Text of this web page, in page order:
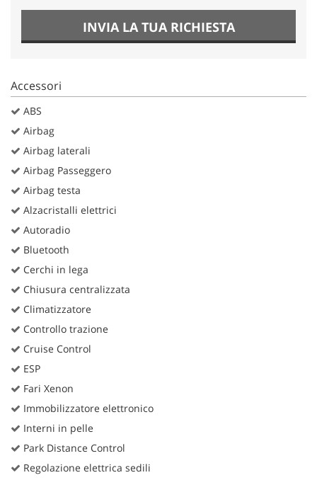
INVIA LA TUA RICHIESTA
Accessori
ABS
Airbag
Airbag laterali
Airbag Passeggero
Airbag testa
Alzacristalli elettrici
Autoradio
Bluetooth
Cerchi in lega
Chiusura centralizzata
Climatizzatore
Controllo trazione
Cruise Control
ESP
Fari Xenon
Immobilizzatore elettronico
Interni in pelle
Park Distance Control
Regolazione elettrica sedili